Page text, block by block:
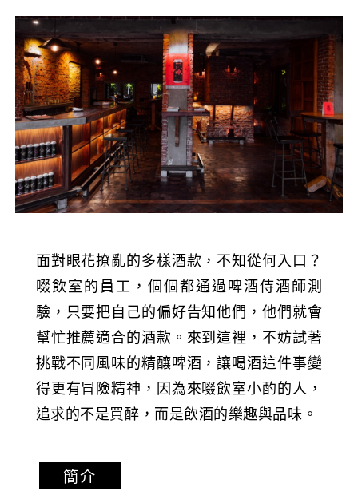
面對眼花撩亂的多樣酒款，不知從何入口？
啜飲室的員工，個個都通過啤酒侍酒師測
驗，只要把自己的偏好告知他們，他們就會
幫忙推薦適合的酒款。來到這裡，不妨試著
挑戰不同風味的精釀啤酒，讓喝酒這件事變
得更有冒險精神，因為來啜飲室小酌的人，
追求的不是買醉，而是飲酒的樂趣與品味。
簡介